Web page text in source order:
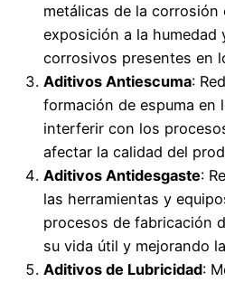
metálicas de la corrosión
exposición a la humedad
corrosivos presentes en
Aditivos Antiescuma:
formación de espuma en
interferir con los
afectar la calidad del
Aditivos Antidesgaste:
las herramientas y
procesos de fabricación
su vida útil y mejorando
Aditivos de Lubricidad: